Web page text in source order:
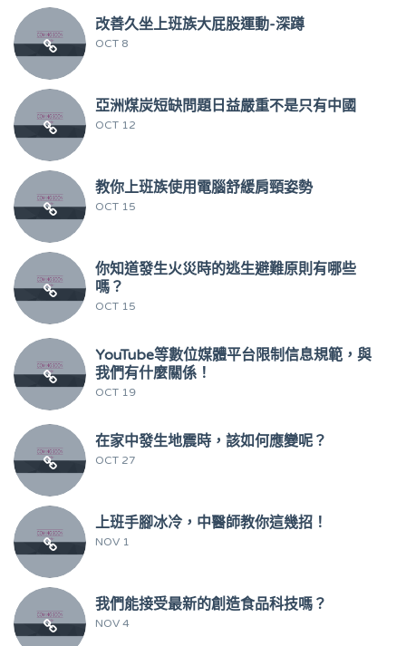
改善久坐上班族大屁股運動-深蹲
OCT 8
亞洲煤炭短缺問題日益嚴重不是只有中國
OCT 12
教你上班族使用電腦舒緩肩頸姿勢
OCT 15
你知道發生火災時的逃生避難原則有哪些
嗎？
OCT 15
YouTube等數位媒體平台限制信息規範，與
我們有什麼關係！
OCT 19
在家中發生地震時，該如何應變呢？
OCT 27
上班手腳冰冷，中醫師教你這幾招！
NOV 1
我們能接受最新的創造食品科技嗎？
NOV 4